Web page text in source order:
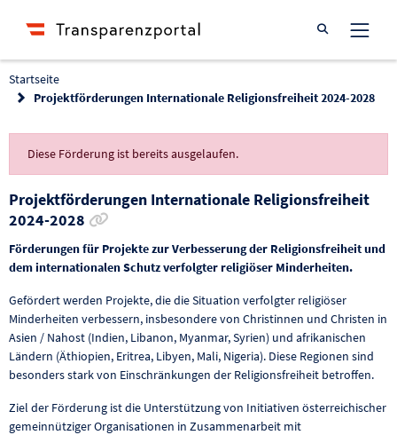
Suche öffnen
Startseite
Projektförderungen Internationale Religionsfreiheit 2024-2028
Diese Förderung ist bereits ausgelaufen.
Projektförderungen Internationale Religionsfreiheit
2024-2028
Förderungen für Projekte zur Verbesserung der Religionsfreiheit und
dem internationalen Schutz verfolgter religiöser Minderheiten.
Gefördert werden Projekte, die die Situation verfolgter religiöser
Minderheiten verbessern, insbesondere von Christinnen und Christen in
Asien / Nahost (Indien, Libanon, Myanmar, Syrien) und afrikanischen
Ländern (Äthiopien, Eritrea, Libyen, Mali, Nigeria). Diese Regionen sind
besonders stark von Einschränkungen der Religionsfreiheit betroffen.
Ziel der Förderung ist die Unterstützung von Initiativen österreichischer
gemeinnütziger Organisationen in Zusammenarbeit mit